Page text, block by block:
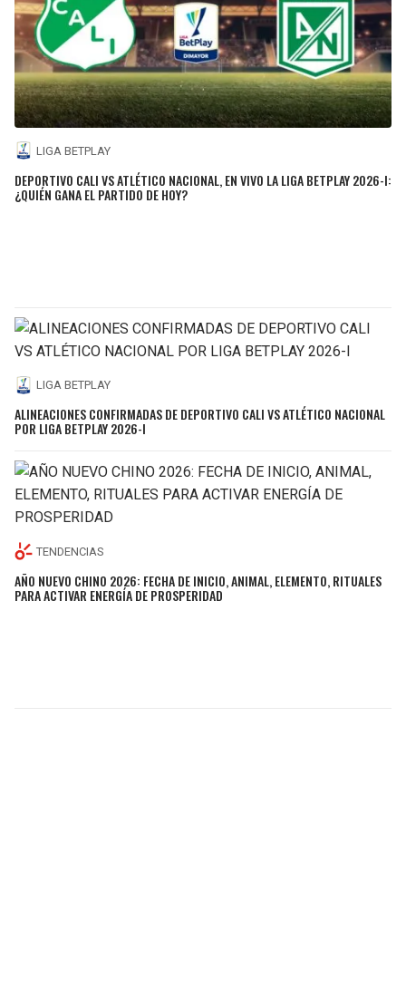
LIGA BETPLAY
DEPORTIVO CALI VS ATLÉTICO NACIONAL, EN VIVO LA LIGA BETPLAY 2026-I:
¿QUIÉN GANA EL PARTIDO DE HOY?
LIGA BETPLAY
ALINEACIONES CONFIRMADAS DE DEPORTIVO CALI VS ATLÉTICO NACIONAL
POR LIGA BETPLAY 2026-I
TENDENCIAS
AÑO NUEVO CHINO 2026: FECHA DE INICIO, ANIMAL, ELEMENTO, RITUALES
PARA ACTIVAR ENERGÍA DE PROSPERIDAD